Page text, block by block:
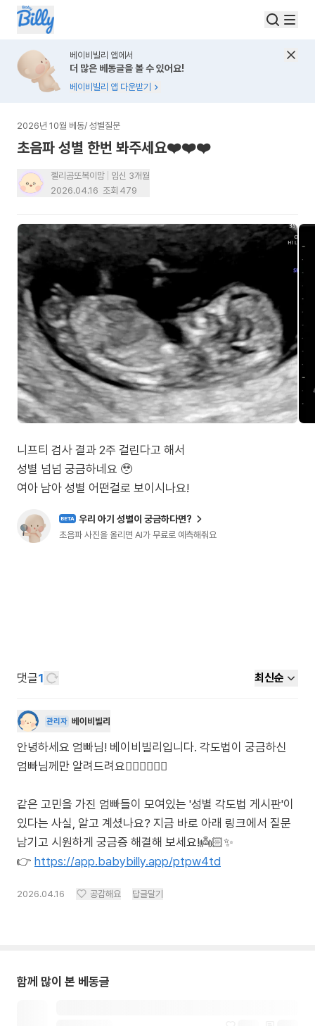
베이비빌리 앱에서
더 많은 베동글을 볼 수 있어요!
베이비빌리 앱 다운받기
2026년 10월 베동/ 성별질문
초음파 성별 한번 봐주세요❤️❤️❤️
젤리곰또복이맘
임신 3개월
2026.04.16 조회 479
니프티 검사 결과 2주 걸린다고 해서
성별 넘넘 궁금하네요 🥹
여아 남아 성별 어떤걸로 보이시나요!
BETA 우리 아기 성별이 궁금하다면?
초음파 사진을 올리면 AI가 무료로 예측해줘요
댓글1 최신순
관리자 베이비빌리
안녕하세요 엄빠님! 베이비빌리입니다. 각도법이 궁금하신
엄빠님께만 알려드려요🙋🏻‍♀️🙋🏻‍♂️
같은 고민을 가진 엄빠들이 모여있는 '성별 각도법 게시판'이
있다는 사실, 알고 계셨나요? 지금 바로 아래 링크에서 질문
남기고 시원하게 궁금증 해결해 보세요!👼🏻✨
👉 https://app.babybilly.app/ptpw4td
2026.04.16 공감해요 답글달기
함께 많이 본 베동글